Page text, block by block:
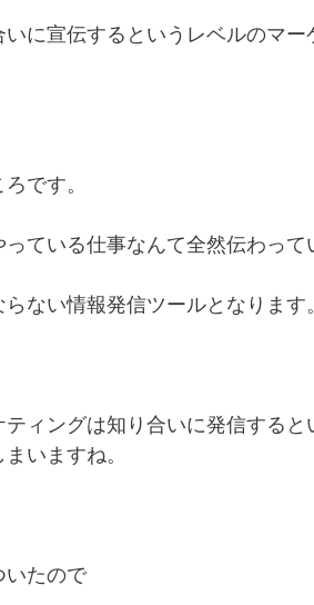
に宣伝するというレベルのマ
です。
ている仕事なんて全然伝わって
ない情報発信ツールとなります。
ィングは知り合いに発信する
いますね。
いたので